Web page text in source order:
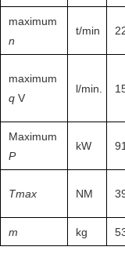
maximum
n
t/min
maximum
q V
l/min.
Maximum
P
kW 91
Tmax NM
m kg